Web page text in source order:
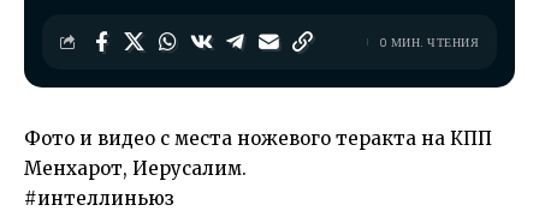
0 МИН. ЧТЕНИЯ
Фото и видео с места ножевого теракта на КПП
Менхарот, Иерусалим.
#интеллиньюз